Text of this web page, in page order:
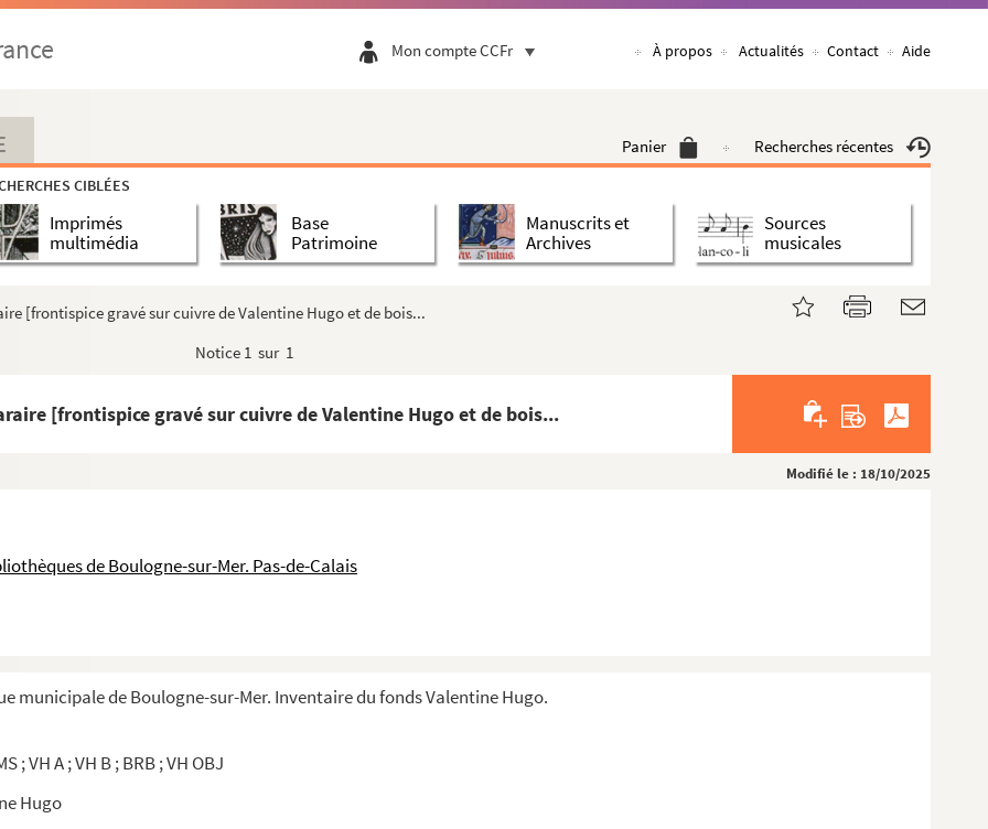
Mon compte CCFr À propos Actualités Contact Aide
Panier Recherches récentes
CIBLÉES
Imprimés
multimédia
Base
Patrimoine
Manuscrits et
Archives
Sources
musicales
[frontispice gravé sur cuivre de Valentine Hugo et de bois...
Notice 1 sur 1
[frontispice gravé sur cuivre de Valentine Hugo et de bois...
Modifié le : 18/10/2025
de Boulogne-sur-Mer. Pas-de-Calais
municipale de Boulogne-sur-Mer. Inventaire du fonds Valentine Hugo.
; VH A ; VH B ; BRB ; VH OBJ
Hugo
avec la collaboration de Arpad Mezei
Léger